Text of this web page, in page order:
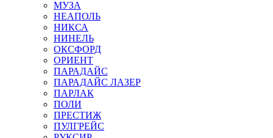
МУЗА
НЕАПОЛЬ
НИКСА
НИНЕЛЬ
ОКСФОРД
ОРИЕНТ
ПАРАДАЙС
ПАРАДАЙС ЛАЗЕР
ПАРЛАК
ПОЛИ
ПРЕСТИЖ
ПУЛГРЕЙС